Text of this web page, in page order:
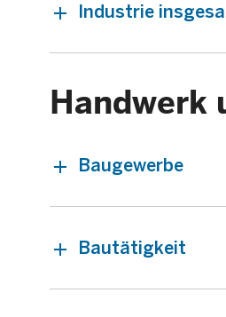
Industrie
Handwerk
Baugewerbe
Bautätigkeit